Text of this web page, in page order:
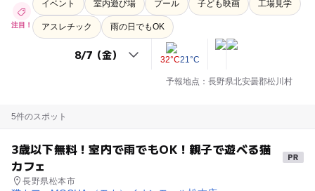
注目！
イベント 室内遊び場 プール 子ども映画 工場見学
アスレチック 雨の日でもOK
32°C21°C
予報地点：長野県北安曇郡松川村
5件のスポット
3歳以下無料！室内で雨でもOK！親子で遊べる猫
カフェ
長野県松本市